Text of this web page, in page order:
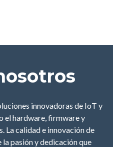
innovadoras de IoT y
el hardware, firmware y
La calidad e innovación de
pasión y dedicación que